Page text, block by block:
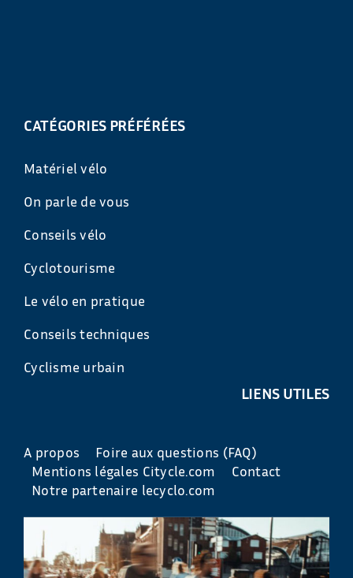
CATÉGORIES PRÉFÉRÉES
Matériel vélo
On parle de vous
Conseils vélo
Cyclotourisme
Le vélo en pratique
Conseils techniques
Cyclisme urbain
LIENS UTILES
A propos
Foire aux questions (FAQ)
Mentions légales Citycle.com
Contact
Notre partenaire lecyclo.com